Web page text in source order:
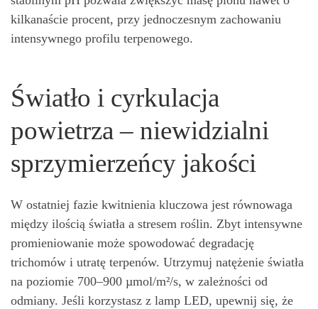
kilkanaście procent, przy jednoczesnym zachowaniu
intensywnego profilu terpenowego.
Światło i cyrkulacja
powietrza – niewidzialni
sprzymierzeńcy jakości
W ostatniej fazie kwitnienia kluczowa jest równowaga
między ilością światła a stresem roślin. Zbyt intensywne
promieniowanie może spowodować degradację
trichomów i utratę terpenów. Utrzymuj natężenie światła
na poziomie 700–900 µmol/m²/s, w zależności od
odmiany. Jeśli korzystasz z lamp LED, upewnij się, że